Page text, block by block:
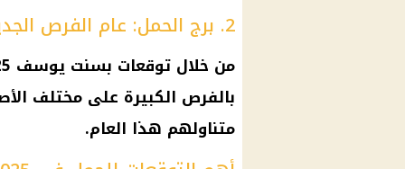
2. برج الحمل: عام الفرص الجديدة والنجاحات
من خلال توقعات بسنت يوسف 2025، سيشهد
بالفرص الكبيرة على مختلف
متناولهم هذا العام.